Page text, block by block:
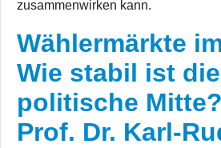
zusammenwirken kann.
Wählermärkte
Wie stabil ist die
politische
Prof. Dr. Karl-